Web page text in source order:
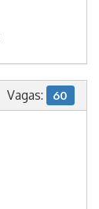
Vagas: 60